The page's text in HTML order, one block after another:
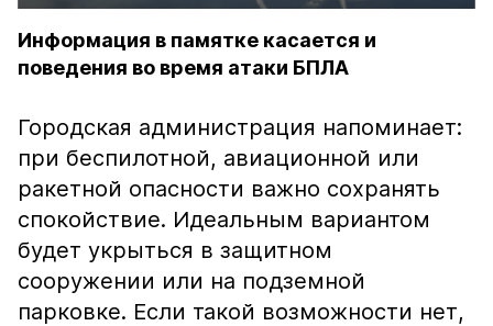
Информация в памятке касается и
поведения во время атаки БПЛА
Городская администрация напоминает:
при беспилотной, авиационной или
ракетной опасности важно сохранять
спокойствие. Идеальным вариантом
будет укрыться в защитном
сооружении или на подземной
парковке. Если такой возможности нет,